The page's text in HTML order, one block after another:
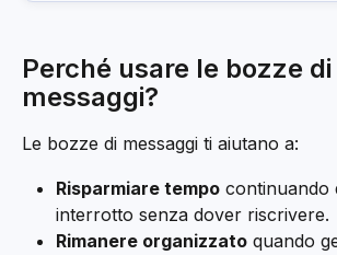
Perché usare le bozze di
messaggi?
Le bozze di messaggi ti aiutano a:
Risparmiare tempo continuando
interrotto senza dover riscrivere.
Rimanere organizzato quando